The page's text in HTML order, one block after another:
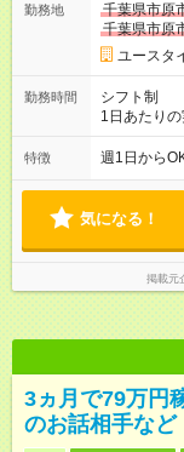
1,600円 【試用期間】試用期間あり 試用期間の長さ：2ヶ月
※ 雇用形態
形態：本採
勤務地
千葉県市原
千葉県市原
ユースタ
勤務時間
シフト制
1日あたり
の間で8時間勤務
なし ＊＊ 勤務時間例 ＊＊ ■8時から17時 ■9時から18時 ■10
定（毎週同
特徴 週1日から
気になる！
掲載元
3ヵ月で79万円
のお話相手など